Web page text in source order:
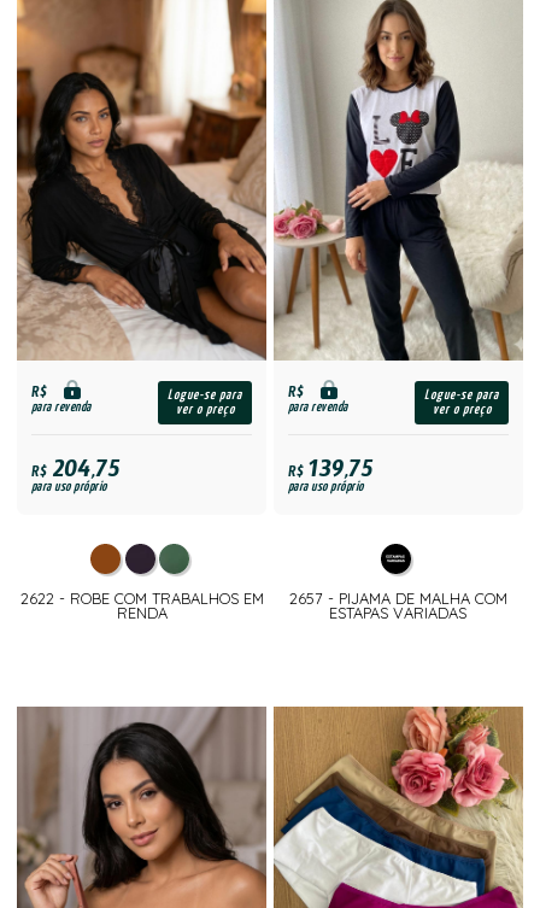
R$
para revenda
Logue-se para
ver o preço
R$204,75
para uso próprio
2622 - ROBE COM TRABALHOS EM
RENDA
R$
para revenda
Logue-se para
ver o preço
R$139,75
para uso próprio
2657 - PIJAMA DE MALHA COM
ESTAPAS VARIADAS